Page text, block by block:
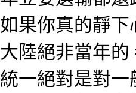
如果你真的靜
大陸絕非當年
統一絕對是對